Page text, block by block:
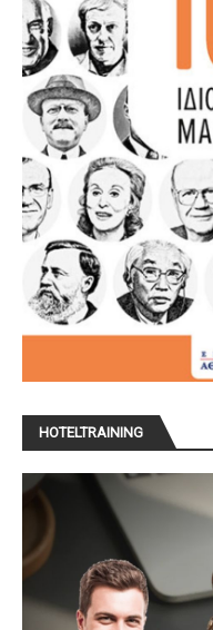
HOTELTRAINING